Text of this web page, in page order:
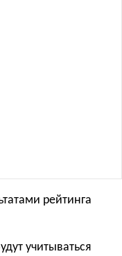
рейтинга
учитываться